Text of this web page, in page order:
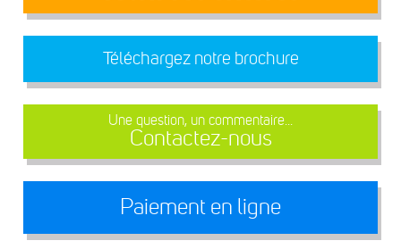
Téléchargez notre brochure
Une question, un commentaire...
Contactez-nous
Paiement en ligne